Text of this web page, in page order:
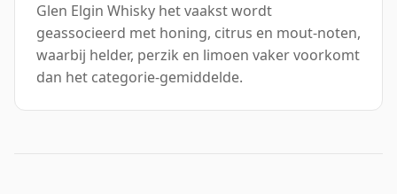
Glen Elgin Whisky het vaakst wordt
geassocieerd met honing, citrus en mout-noten,
waarbij helder, perzik en limoen vaker voorkomt
dan het categorie-gemiddelde.